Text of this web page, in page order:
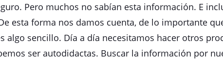
Pero muchos no sabían esta información. E
esta forma nos damos cuenta, de lo importante
algo sencillo. Día a día necesitamos hacer otros
ser autodidactas. Buscar la información por